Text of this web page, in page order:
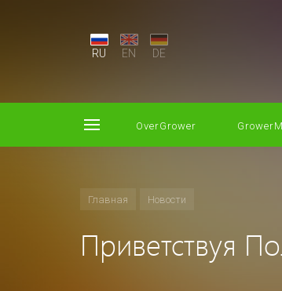
RU EN DE
OverGrower
Главная Новости
Приветствуя